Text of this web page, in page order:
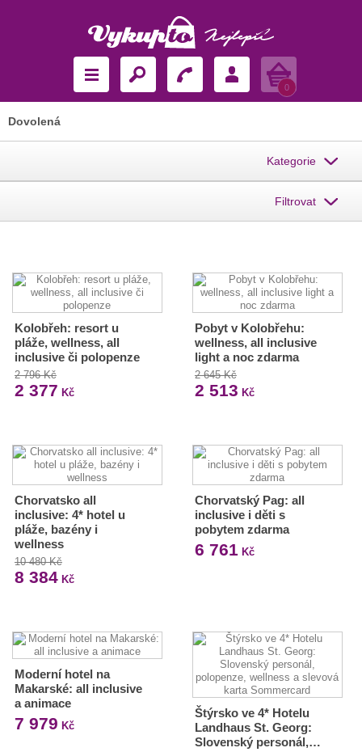
Košík
0
Dovolená
Kategorie
Filtrovat
Kolobřeh: resort u
pláže, wellness, all
inclusive či polopenze
2 796 Kč
2 377 Kč
Pobyt v Kolobřehu:
wellness, all inclusive
light a noc zdarma
2 645 Kč
2 513 Kč
Chorvatsko all
inclusive: 4* hotel u
pláže, bazény i
wellness
10 480 Kč
8 384 Kč
Chorvatský Pag: all
inclusive i děti s
pobytem zdarma
6 761 Kč
Moderní hotel na
Makarské: all inclusive
a animace
7 979 Kč
Štýrsko ve 4* Hotelu
Landhaus St. Georg:
Slovenský personál,…